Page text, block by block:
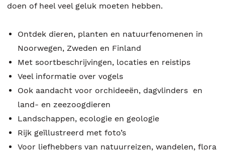
doen of heel veel geluk moeten hebben.
Ontdek dieren, planten en natuurfenomenen in
Noorwegen, Zweden en Finland
Met soortbeschrijvingen, locaties en reistips
Veel informatie over vogels
Ook aandacht voor orchideeën, dagvlinders en
land- en zeezoogdieren
Landschappen, ecologie en geologie
Rijk geïllustreerd met foto’s
Voor liefhebbers van natuurreizen, wandelen, flora